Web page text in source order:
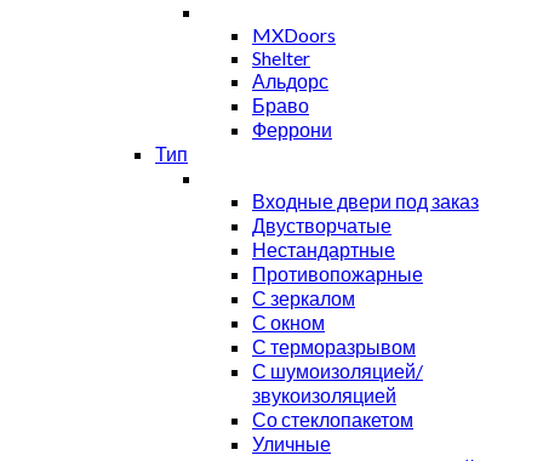
MXDoors
Shelter
Альдорс
Браво
Феррони
Тип
Входные двери под заказ
Двустворчатые
Нестандартные
Противопожарные
С зеркалом
С окном
С терморазрывом
С шумоизоляцией/
звукоизоляцией
Со стеклопакетом
Уличные